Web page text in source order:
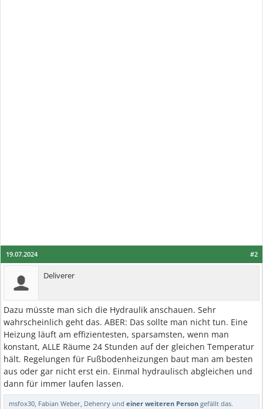
#2
19.07.2024
Deliverer
Dazu müsste man sich die Hydraulik anschauen. Sehr
wahrscheinlich geht das. ABER: Das sollte man nicht tun. Eine
Heizung läuft am effizientesten, sparsamsten, wenn man
konstant, ALLE Räume 24 Stunden auf der gleichen Temperatur
hält. Regelungen für Fußbodenheizungen baut man am besten
aus oder gar nicht erst ein. Einmal hydraulisch abgleichen und
dann für immer laufen lassen.
msfox30, Fabian Weber, Dehenry und einer weiteren Person gefällt das.